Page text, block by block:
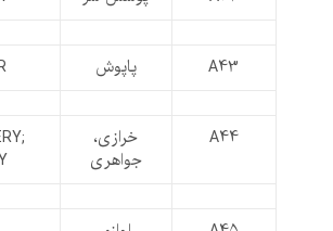
A43 پاپوش
A44
خرازی،
جواهری